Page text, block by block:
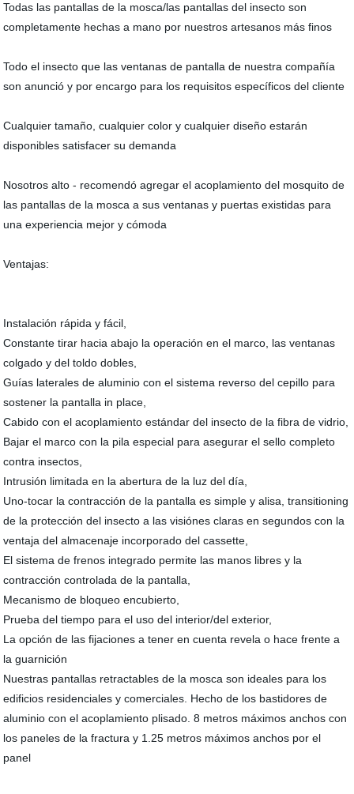
Todas las pantallas de la mosca/las pantallas del insecto son
completamente hechas a mano por nuestros artesanos más finos
Todo el insecto que las ventanas de pantalla de nuestra compañía
son anunció y por encargo para los requisitos específicos del cliente
Cualquier tamaño, cualquier color y cualquier diseño estarán
disponibles satisfacer su demanda
Nosotros alto - recomendó agregar el acoplamiento del mosquito de
las pantallas de la mosca a sus ventanas y puertas existidas para
una experiencia mejor y cómoda
Ventajas:
Instalación rápida y fácil,
Constante tirar hacia abajo la operación en el marco, las ventanas
colgado y del toldo dobles,
Guías laterales de aluminio con el sistema reverso del cepillo para
sostener la pantalla in place,
Cabido con el acoplamiento estándar del insecto de la fibra de vidrio,
Bajar el marco con la pila especial para asegurar el sello completo
contra insectos,
Intrusión limitada en la abertura de la luz del día,
Uno-tocar la contracción de la pantalla es simple y alisa, transitioning
de la protección del insecto a las visiónes claras en segundos con la
ventaja del almacenaje incorporado del cassette,
El sistema de frenos integrado permite las manos libres y la
contracción controlada de la pantalla,
Mecanismo de bloqueo encubierto,
Prueba del tiempo para el uso del interior/del exterior,
La opción de las fijaciones a tener en cuenta revela o hace frente a
la guarnición
Nuestras pantallas retractables de la mosca son ideales para los
edificios residenciales y comerciales. Hecho de los bastidores de
aluminio con el acoplamiento plisado. 8 metros máximos anchos con
los paneles de la fractura y 1.25 metros máximos anchos por el
panel